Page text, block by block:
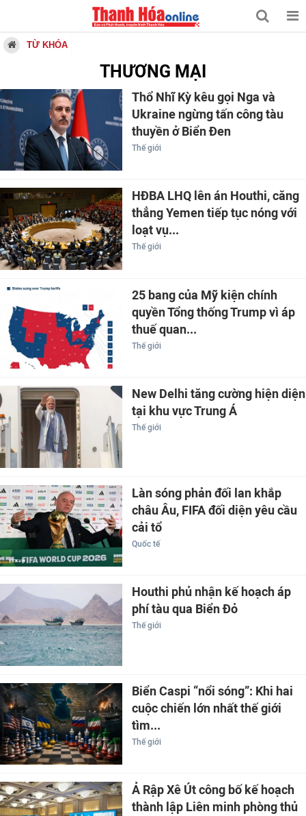
TỪ KHÓA
THƯƠNG MẠI
Thổ Nhĩ Kỳ kêu gọi Nga và
Ukraine ngừng tấn công tàu
thuyền ở Biển Đen
Thế giới
HĐBA LHQ lên án Houthi, căng
thẳng Yemen tiếp tục nóng với
loạt vụ...
Thế giới
25 bang của Mỹ kiện chính
quyền Tổng thống Trump vì áp
thuế quan...
Thế giới
New Delhi tăng cường hiện diện
tại khu vực Trung Á
Thế giới
Làn sóng phản đối lan khắp
châu Âu, FIFA đối diện yêu cầu
cải tổ
Quốc tế
Houthi phủ nhận kế hoạch áp
phí tàu qua Biển Đỏ
Thế giới
Biển Caspi “nổi sóng”: Khi hai
cuộc chiến lớn nhất thế giới
tìm...
Thế giới
Ả Rập Xê Út công bố kế hoạch
thành lập Liên minh phòng thủ